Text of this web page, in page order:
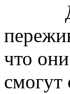
Дети
что
смогут